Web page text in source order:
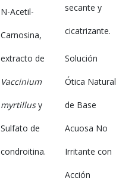
N-Acetil-
Carnosina,
extracto de
Vaccinium
myrtillusy
Sulfato de
condroitina.
secante y
cicatrizante.
Solución
Ótica Natural
de Base
Acuosa No
Irritante con
Acción